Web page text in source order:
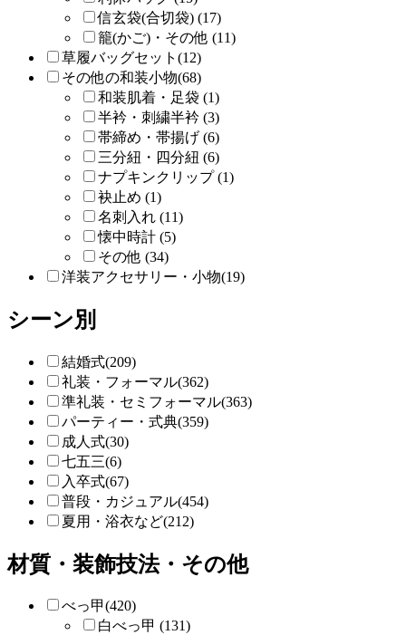
信玄袋(合切袋) (17)
籠(かご)・その他 (11)
草履バッグセット(12)
その他の和装小物(68)
和装肌着・足袋 (1)
半衿・刺繍半衿 (3)
帯締め・帯揚げ (6)
三分紐・四分紐 (6)
ナプキンクリップ (1)
袂止め (1)
名刺入れ (11)
懐中時計 (5)
その他 (34)
洋装アクセサリー・小物(19)
シーン別
結婚式(209)
礼装・フォーマル(362)
準礼装・セミフォーマル(363)
パーティー・式典(359)
成人式(30)
七五三(6)
入卒式(67)
普段・カジュアル(454)
夏用・浴衣など(212)
材質・装飾技法・その他
べっ甲(420)
白べっ甲 (131)